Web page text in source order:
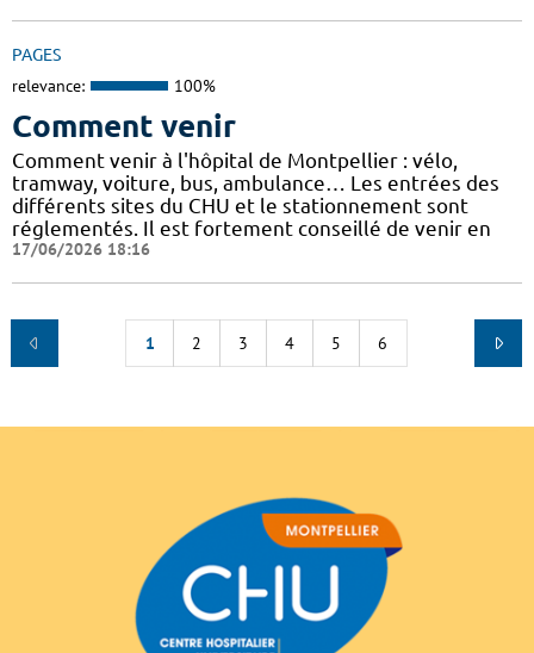
PAGES
relevance: 100%
Comment venir
Comment venir à l'hôpital de Montpellier : vélo,
tramway, voiture, bus, ambulance… Les entrées des
différents sites du CHU et le stationnement sont
réglementés. Il est fortement conseillé de venir en
17/06/2026 18:16
1 2 3 4 5 6